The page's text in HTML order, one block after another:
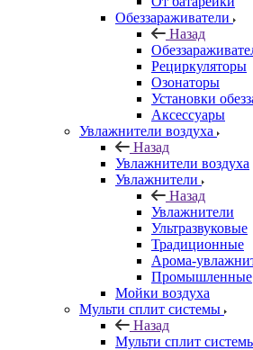
Обеззараживатели
Назад
Рециркуляторы
Озонаторы
Установки
Аксессуары
Увлажнители воздуха
Назад
Увлажнители воздуха
Увлажнители
Назад
Увлажнители
Ультразвуковые
Традиционные
Арома-
Промышленные
Мойки воздуха
Мульти сплит системы
Назад
Мульти сплит